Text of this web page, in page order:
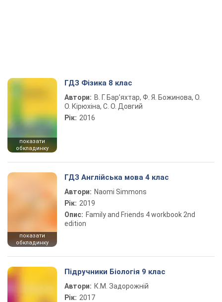
показати
обкладинку
ГДЗ Фізика 8 клас
Автори: В. Г. Бар’яхтар, Ф. Я. Божинова, О.
О. Кірюхіна, С. О. Довгий
Рік: 2016
показати
обкладинку
ГДЗ Англійська мова 4 клас
Автори: Naomi Simmons
Рік: 2019
Опис: Family and Friends 4 workbook 2nd
edition
Підручники Біологія 9 клас
Автори: К.М. Задорожній
Рік: 2017